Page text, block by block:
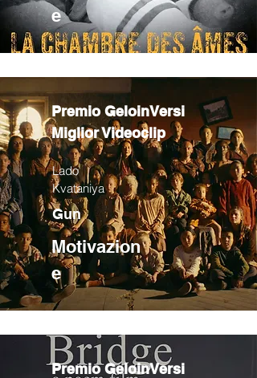
e
Premio GeloinVersi
Miglior Videoclip
Lado
Kvataniya
Gun
Motivazion
e
Premio GeloinVersi